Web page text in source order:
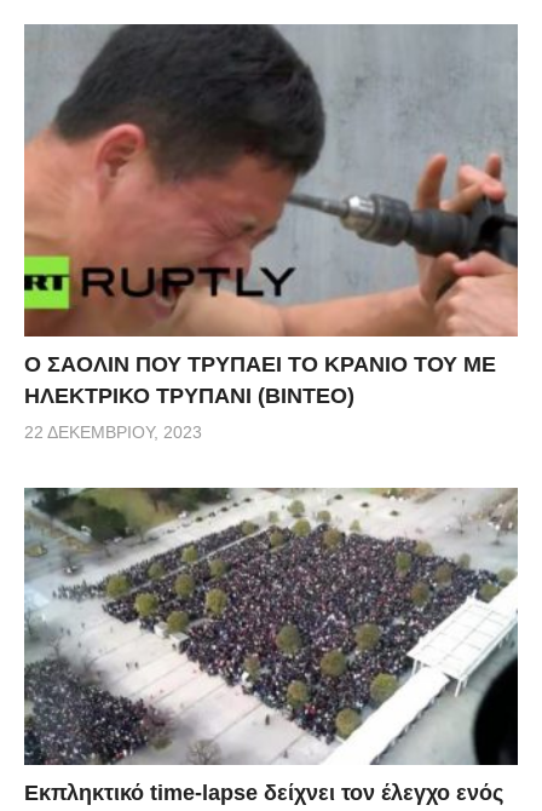
Ο ΣΑΟΛΙΝ ΠΟΥ ΤΡΥΠΑΕΙ ΤΟ ΚΡΑΝΙΟ ΤΟΥ ΜΕ
ΗΛΕΚΤΡΙΚΟ ΤΡΥΠΑΝΙ (ΒΙΝΤΕΟ)
22 ΔΕΚΕΜΒΡΊΟΥ, 2023
Εκπληκτικό time-lapse δείχνει τον έλεγχο ενός